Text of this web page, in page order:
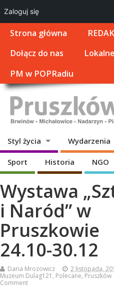
Strona główna
Dołącz do nas
Lokalne
PM w POPRadiu
Styl życia Wydarzenia
Sport Historia NGO
Wystawa
i Naród” w
Pruszkowie
24.10-30.12
Daria Mrozowicz
2 listopada,
Muzeum Dulag121 , Polecane, Pruszków
Comment
Zaloguj się